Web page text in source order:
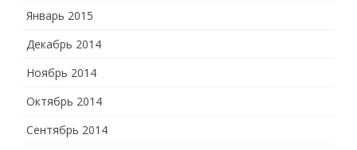
Январь 2015
Декабрь 2014
Ноябрь 2014
Октябрь 2014
Сентябрь 2014